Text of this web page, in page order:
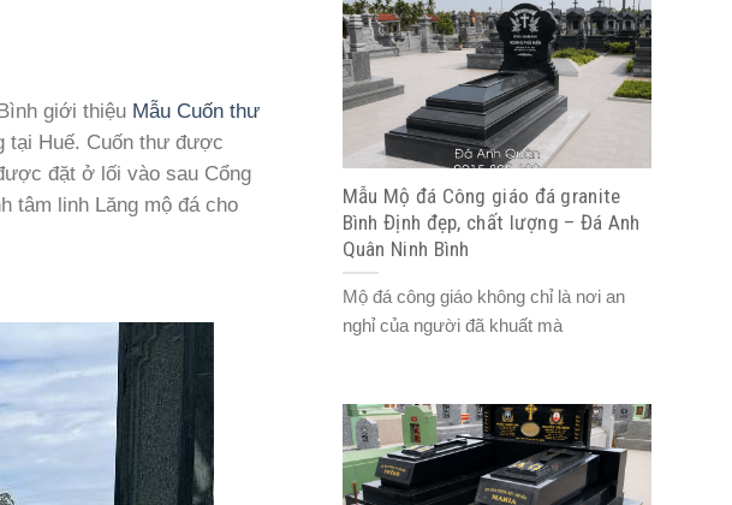
giới thiệu Mẫu Cuốn thư
tại Huế. Cuốn thư được
đặt ở lối vào sau Cổng
tâm linh Lăng mộ đá cho
Mẫu Mộ đá Công giáo đá granite
Bình Định đẹp, chất lượng – Đá Anh
Quân Ninh Bình
Mộ đá công giáo không chỉ là nơi an
nghỉ của người đã khuất mà